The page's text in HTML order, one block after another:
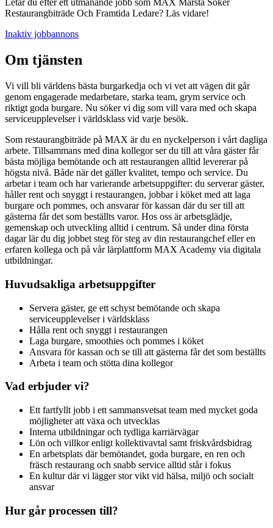
Letar du efter ett utmanande jobb som MAX Märsta Söker
Restaurangbiträde Och Framtida Ledare? Läs vidare!
Inaktiv jobbannons
Om tjänsten
Vi vill bli världens bästa burgarkedja och vi vet att vägen dit går
genom engagerade medarbetare, starka team, grym service och
riktigt goda burgare. Nu söker vi dig som vill vara med och skapa
serviceupplevelser i världsklass vid varje besök.
Som restaurangbiträde på MAX är du en nyckelperson i vårt dagliga
arbete. Tillsammans med dina kollegor ser du till att våra gäster får
bästa möjliga bemötande och att restaurangen alltid levererar på
högsta nivå. Både när det gäller kvalitet, tempo och service. Du
arbetar i team och har varierande arbetsuppgifter: du serverar gäster,
håller rent och snyggt i restaurangen, jobbar i köket med att laga
burgare och pommes, och ansvarar för kassan där du ser till att
gästerna får det som beställts varor. Hos oss är arbetsglädje,
gemenskap och utveckling alltid i centrum. Så under dina första
dagar lär du dig jobbet steg för steg av din restaurangchef eller en
erfaren kollega och på vår lärplattform MAX Academy via digitala
utbildningar.
Huvudsakliga arbetsuppgifter
Servera gäster, ge ett schyst bemötande och skapa
serviceupplevelser i världsklass
Hålla rent och snyggt i restaurangen
Laga burgare, smoothies och pommes i köket
Ansvara för kassan och se till att gästerna får det som beställts
Arbeta i team och stötta dina kollegor
Vad erbjuder vi?
Ett fartfyllt jobb i ett sammansvetsat team med mycket goda
möjligheter att växa och utvecklas
Interna utbildningar och tydliga karriärvägar
Lön och villkor enligt kollektivavtal samt friskvårdsbidrag
En arbetsplats där bemötandet, goda burgare, en ren och
fräsch restaurang och snabb service alltid står i fokus
En kultur där vi lägger stor vikt vid hälsa, miljö och socialt
ansvar
Hur går processen till?